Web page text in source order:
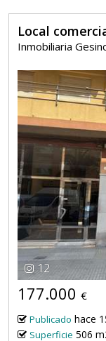
Local
Inmobiliaria
12
177.000 €
Publicado hace
Superficie 506